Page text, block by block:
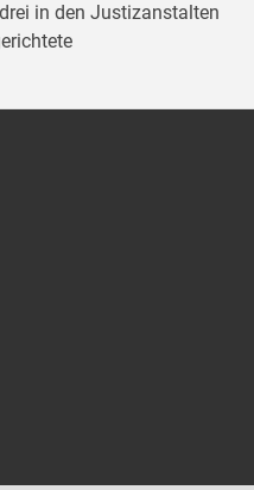
in den Justizanstalten